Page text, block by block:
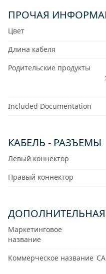
ПРОЧАЯ
Цвет
Длина кабеля
Родительские продукты
Included Documentation
КАБЕЛЬ - РАЗЪЕМЫ
Левый коннектор
Правый коннектор
Маркетинговое
название
Коммерческое название